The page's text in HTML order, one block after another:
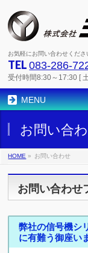
お気軽にお問い合わせくださ
TEL083-286-
受付時間8:30～17:30 [
MENU
お問い合
HOME » お問い合わせ
お問い合わせ
弊社の信号機シ
に有難う御座い